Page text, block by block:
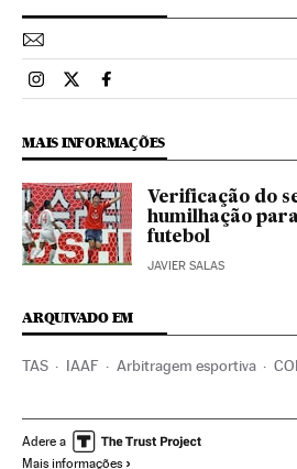
Esportes El País Brasil en Instagram
Esportes El País Brasil en
Esportes El País Brasil en
MAIS INFORMAÇÕES
Verificação do
humilhação
futebol
JAVIER SALAS
ARQUIVADO EM
TAS IAAF Arbitragem esportiva COI
Sociedade
Adere a
Mais informações